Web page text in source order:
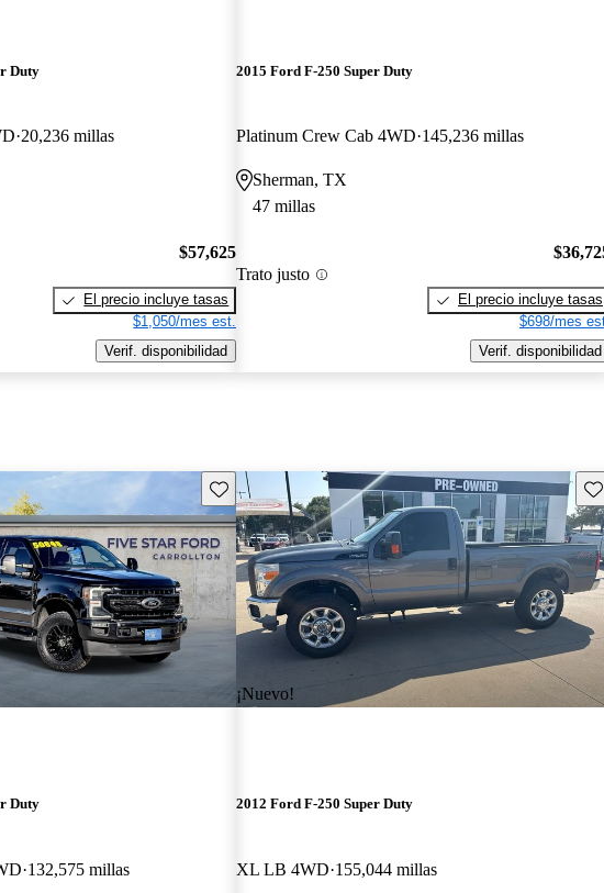
Duty
20,236 millas
$57,625
El precio incluye tasas
$1,050/mes est.
Verif. disponibilidad
2015 Ford F-250 Super Duty
Platinum Crew Cab 4WD 145,236 millas
Sherman, TX
47 millas
Trato justo
El precio incluye tasas
$698/mes
Verif. disponibilidad
Guarda este Aviso
Duty
132,575 millas
¡Nuevo!
2012 Ford F-250 Super Duty
XL LB 4WD 155,044 millas